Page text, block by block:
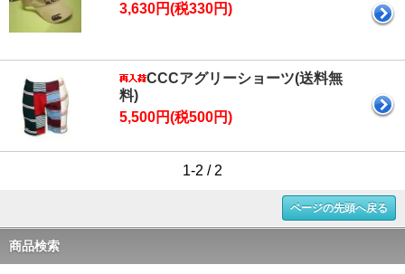
3,630円(税330円)
CCCアグリーショーツ(送料無
料)
5,500円(税500円)
1-2 / 2
ページの先頭へ戻る
商品検索